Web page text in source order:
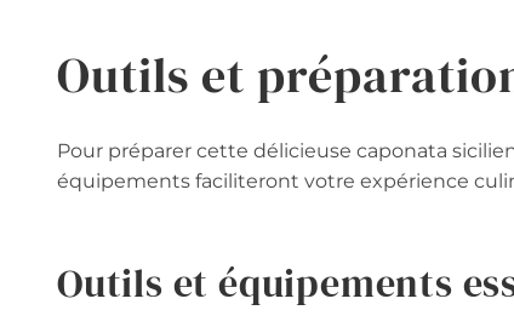
Outils et
Pour préparer cette délicieuse caponata
équipements faciliteront votre expérience
Outils et équipements